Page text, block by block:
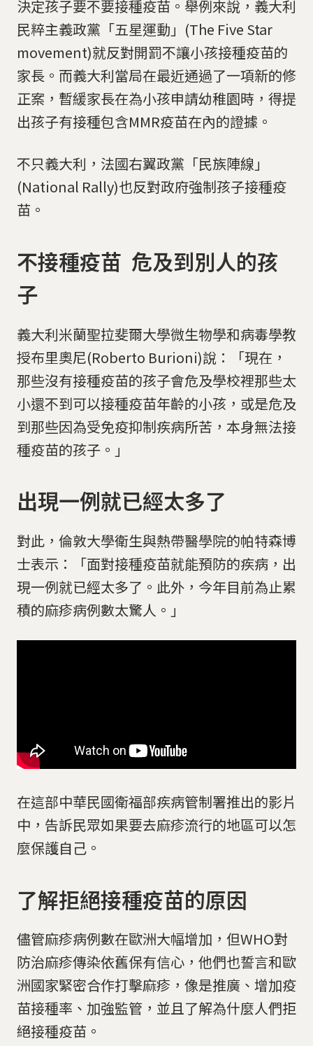
決定孩子要不要接種疫苗。舉例來說，義大利
民粹主義政黨「五星運動」(The Five Star
movement)就反對開罰不讓小孩接種疫苗的
家長。而義大利當局在最近通過了一項新的修
正案，暫緩家長在為小孩申請幼稚園時，得提
出孩子有接種包含MMR疫苗在內的證據。
不只義大利，法國右翼政黨「民族陣線」
(National Rally)也反對政府強制孩子接種疫
苗。
不接種疫苗 危及到別人的孩
子
義大利米蘭聖拉斐爾大學微生物學和病毒學教
授布里奧尼(Roberto Burioni)說：「現在，
那些沒有接種疫苗的孩子會危及學校裡那些太
小還不到可以接種疫苗年齡的小孩，或是危及
到那些因為受免疫抑制疾病所苦，本身無法接
種疫苗的孩子。」
出現一例就已經太多了
對此，倫敦大學衛生與熱帶醫學院的帕特森博
士表示：「面對接種疫苗就能預防的疾病，出
現一例就已經太多了。此外，今年目前為止累
積的麻疹病例數太驚人。」
在這部中華民國衛福部疾病管制署推出的影片
中，告訴民眾如果要去麻疹流行的地區可以怎
麼保護自己。
了解拒絕接種疫苗的原因
儘管麻疹病例數在歐洲大幅增加，但WHO對
防治麻疹傳染依舊保有信心，他們也誓言和歐
洲國家緊密合作打擊麻疹，像是推廣、增加疫
苗接種率、加強監管，並且了解為什麼人們拒
絕接種疫苗。